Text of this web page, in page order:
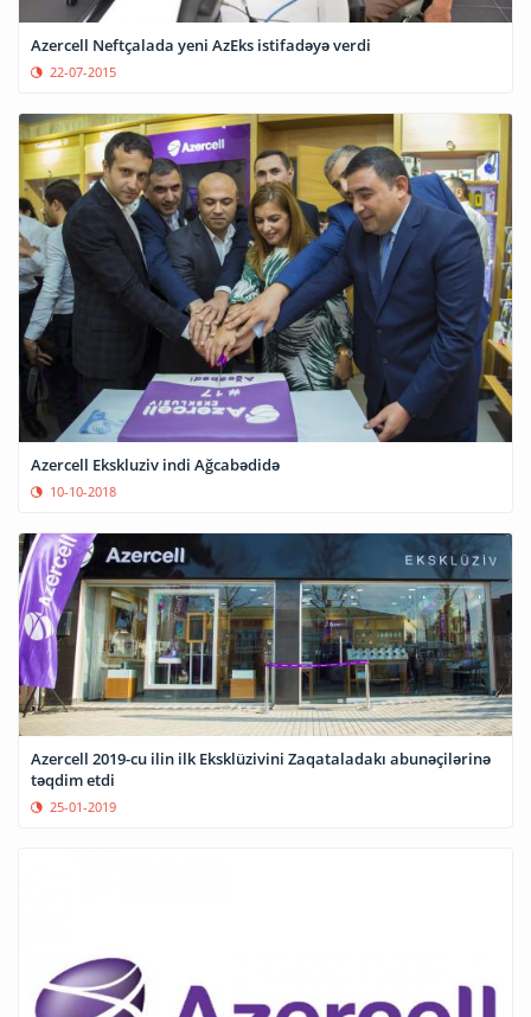
Azercell Neftçalada yeni AzEks istifadəyə verdi
22-07-2015
Azercell Ekskluziv indi Ağcabədidə
10-10-2018
Azercell 2019-cu ilin ilk Eksklüzivini Zaqataladakı abunəçilərinə
təqdim etdi
25-01-2019